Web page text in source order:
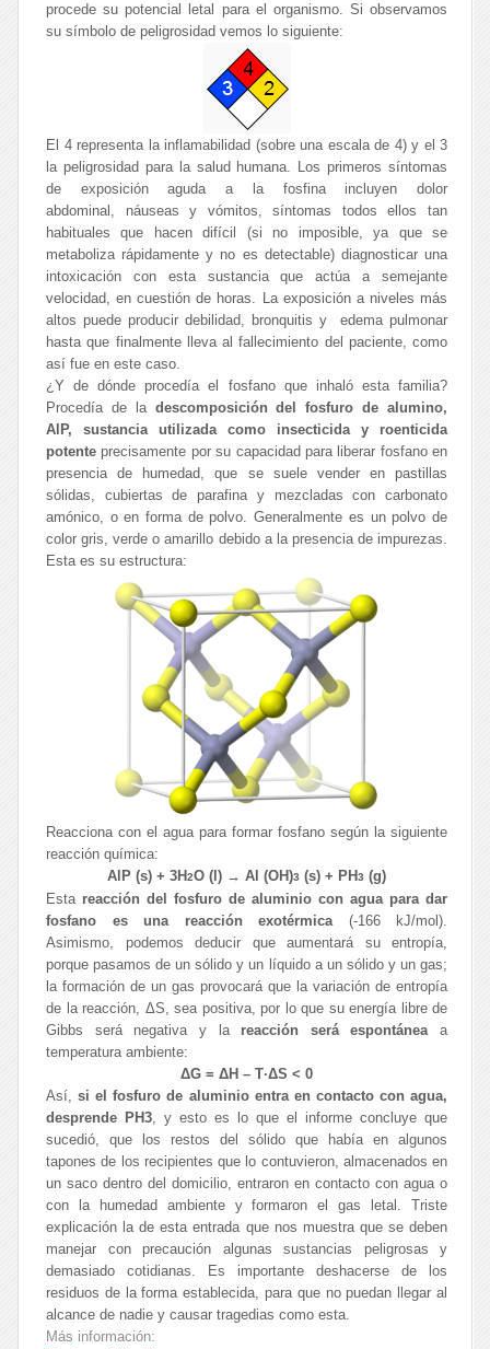
procede su potencial letal para el organismo. Si observamos
su símbolo de peligrosidad vemos lo siguiente:
El 4 representa la inflamabilidad (sobre una escala de 4) y el 3
la peligrosidad para la salud humana. Los primeros síntomas
de exposición aguda a la fosfina incluyen dolor
abdominal, náuseas y vómitos, síntomas todos ellos tan
habituales que hacen difícil (si no imposible, ya que se
metaboliza rápidamente y no es detectable) diagnosticar una
intoxicación con esta sustancia que actúa a semejante
velocidad, en cuestión de horas. La exposición a niveles más
altos puede producir debilidad, bronquitis y edema pulmonar
hasta que finalmente lleva al fallecimiento del paciente, como
así fue en este caso.
¿Y de dónde procedía el fosfano que inhaló esta familia?
Procedía de la descomposición del fosfuro de alumino,
AlP, sustancia utilizada como insecticida y roenticida
potente precisamente por su capacidad para liberar fosfano en
presencia de humedad, que se suele vender en pastillas
sólidas, cubiertas de parafina y mezcladas con carbonato
amónico, o en forma de polvo. Generalmente es un polvo de
color gris, verde o amarillo debido a la presencia de impurezas.
Esta es su estructura:
Reacciona con el agua para formar fosfano según la siguiente
reacción química:
AlP (s) + 3H2O (l) → Al (OH)3 (s) + PH3 (g)
Esta reacción del fosfuro de aluminio con agua para dar
fosfano es una reacción exotérmica(-166 kJ/mol).
Asimismo, podemos deducir que aumentará su entropía,
porque pasamos de un sólido y un líquido a un sólido y un gas;
la formación de un gas provocará que la variación de entropía
de la reacción, ΔS, sea positiva, por lo que su energía libre de
Gibbs será negativa y la reacción será espontáneaa
temperatura ambiente:
ΔG = ΔH – T·ΔS < 0
Así,si el fosfuro de aluminio entra en contacto con agua,
desprende PH3, y esto es lo que el informe concluye que
sucedió, que los restos del sólido que había en algunos
tapones de los recipientes que lo contuvieron, almacenados en
un saco dentro del domicilio, entraron en contacto con agua o
con la humedad ambiente y formaron el gas letal. Triste
explicación la de esta entrada que nos muestra que se deben
manejar con precaución algunas sustancias peligrosas y
demasiado cotidianas. Es importante deshacerse de los
residuos de la forma establecida, para que no puedan llegar al
alcance de nadie y causar tragedias como esta.
Más información: